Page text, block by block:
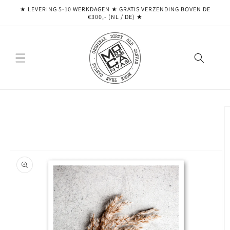
naar de
★ LEVERING 5-10 WERKDAGEN ★ GRATIS VERZENDING BOVEN DE
€300,- (NL / DE) ★